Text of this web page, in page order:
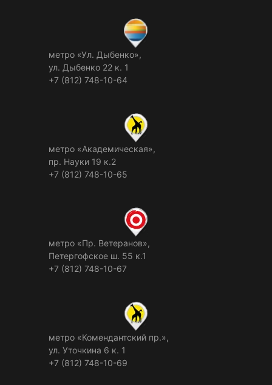
метро «Ул. Дыбенко»,
ул. Дыбенко 22 к. 1
+7 (812) 748-10-64
метро «Академическая»,
пр. Науки 19 к.2
+7 (812) 748-10-65
метро «Пр. Ветеранов»,
Петергофское ш. 55 к.1
+7 (812) 748-10-67
метро «Комендантский пр.»,
ул. Уточкина 6 к. 1
+7 (812) 748-10-69